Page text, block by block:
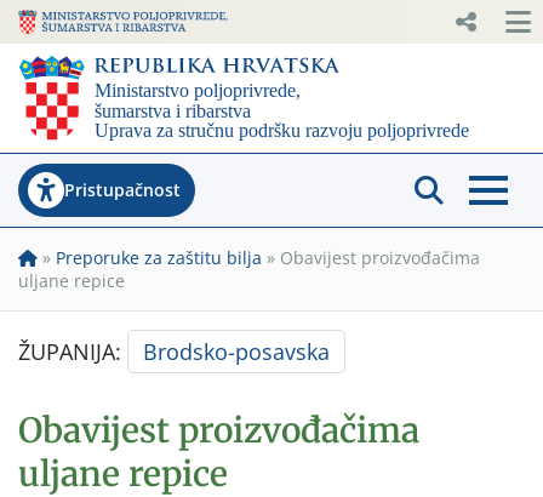
Pristupačnost
» Preporuke za zaštitu bilja » Obavijest proizvođačima
uljane repice
ŽUPANIJA: Brodsko-posavska
Obavijest proizvođačima
uljane repice